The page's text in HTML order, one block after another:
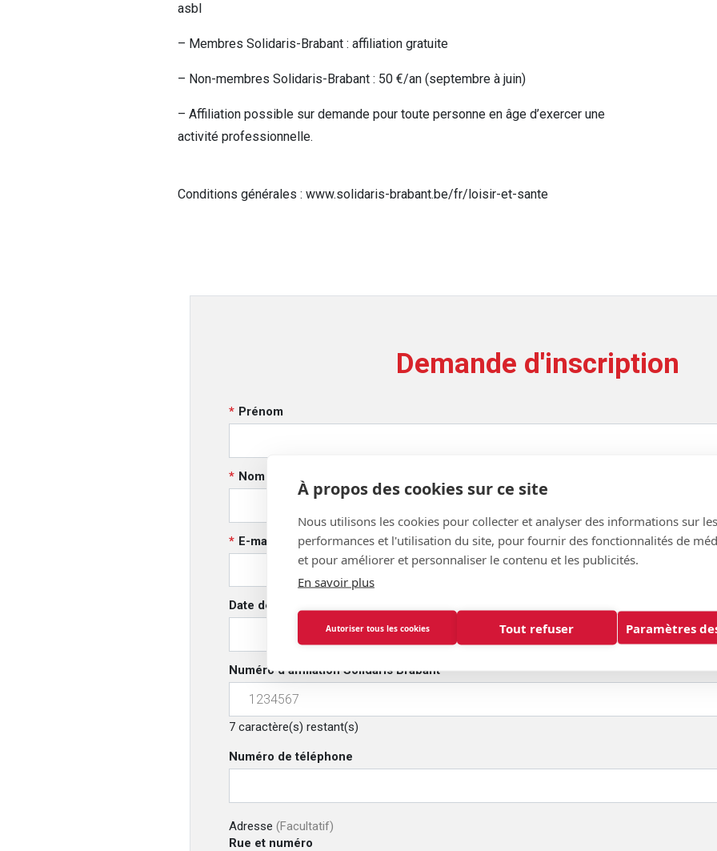
À propos des cookies sur ce site
Nous utilisons les cookies pour collecter et analyser des informations sur les
performances et l'utilisation du site, pour fournir des fonctionnalités de
et pour améliorer et personnaliser le contenu et les publicités.
En savoir plus
Autoriser tous les cookies Tout refuser Paramètres
asbl
– Membres Solidaris-Brabant : affiliation gratuite
– Non-membres Solidaris-Brabant : 50 €/an (septembre à juin)
– Affiliation possible sur demande pour toute personne en âge d’exercer une
activité professionnelle.
Conditions générales : www.solidaris-brabant.be/fr/loisir-et-sante
Demande d'inscription
Prénom
Nom
E-mail
Date de naissance
Numéro d'affiliation Solidaris Brabant
7 caractère(s) restant(s)
Numéro de téléphone
Adresse (Facultatif)
Rue et numéro